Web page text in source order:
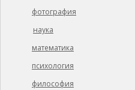
фотография
наука
математика
психология
философия